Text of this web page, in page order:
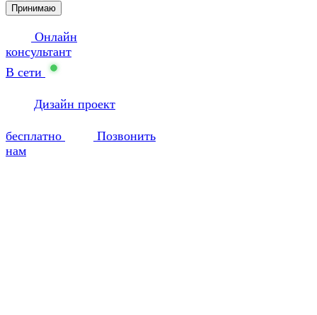
Принимаю
Онлайн
консультант
В сети
Дизайн проект
бесплатно
Позвонить
нам